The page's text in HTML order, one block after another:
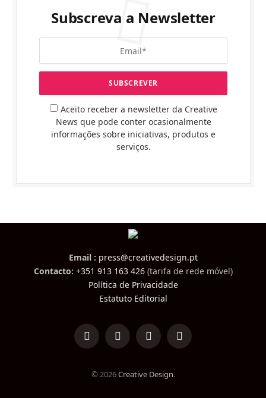
Subscreva a Newsletter
Aceito receber a newsletter da Creative
News que pode conter ocasionalmente
informações sobre iniciativas, produtos e
serviços.
Email : press@creativedesign.pt
Contacto: +351 913 163 426(tarifa de rede móvel)
Política de Privacidade
Estatuto Editorial
LinkedInFacebookInstagramTikTok
© 2026Creative Design.